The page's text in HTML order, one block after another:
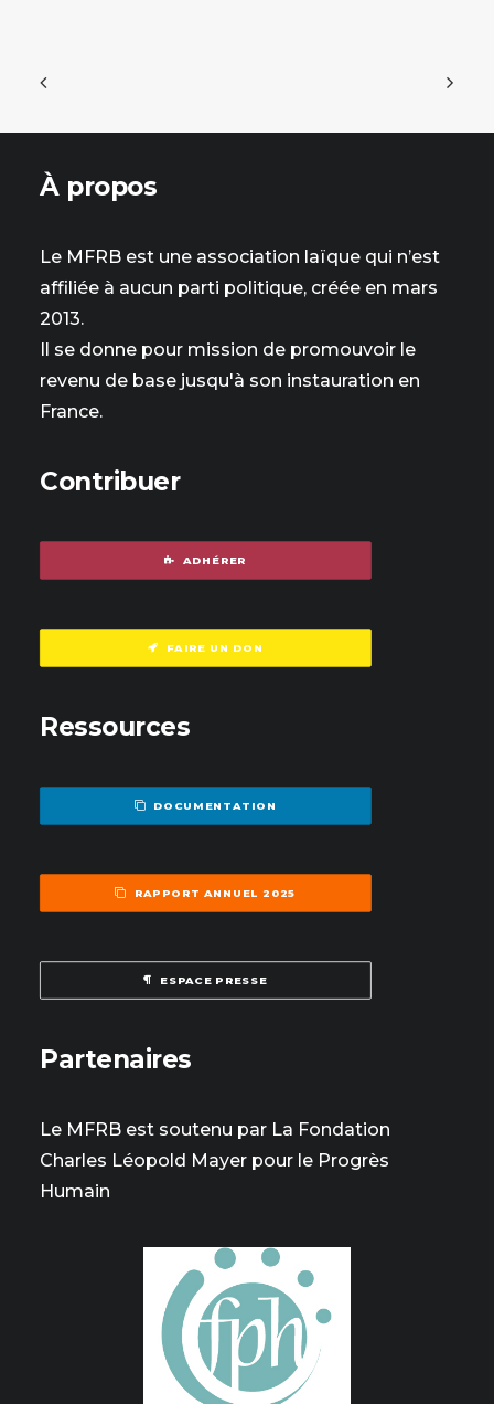
À propos
Le MFRB est une association laïque qui n’est
affiliée à aucun parti politique, créée en mars
2013.
Il se donne pour mission de promouvoir le
revenu de base jusqu'à son instauration en
France.
Contribuer
ADHÉRER
FAIRE UN DON
Ressources
DOCUMENTATION
RAPPORT ANNUEL 2025
ESPACE PRESSE
Partenaires
Le MFRB est soutenu par La Fondation
Charles Léopold Mayer pour le Progrès
Humain